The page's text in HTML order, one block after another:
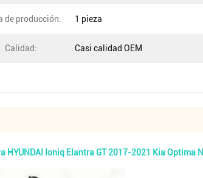
de producción: 1 pieza
Calidad: Casi calidad OEM
HYUNDAI Ioniq Elantra GT 2017-2021 Kia Optima